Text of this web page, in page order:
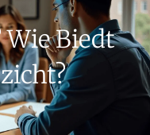
Wie Biedt